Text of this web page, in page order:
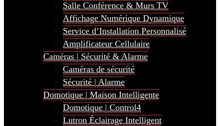
Salle Conférence & Murs TV
Affichage Numérique Dynamique
Service d’Installation Personnalisé
Amplificateur Cellulaire
Caméras | Sécurité & Alarme
Caméras de sécurité
Sécurité | Alarme
Domotique | Maison Intelligente
Domotique | Control4
Lutron Éclairage Intelligent